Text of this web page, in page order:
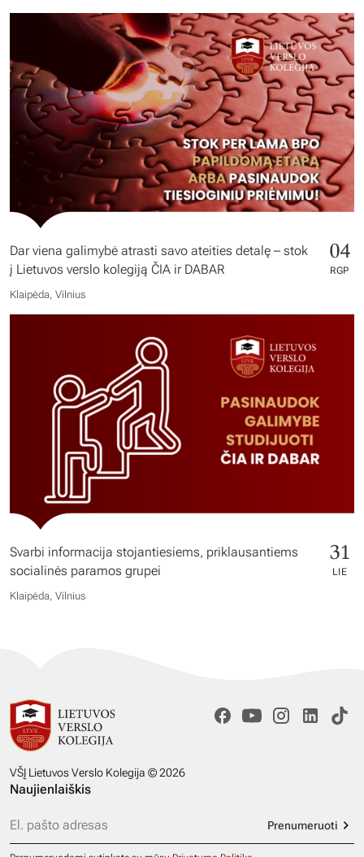
Dar viena galimybė atrasti savo ateities detalę – stok
į Lietuvos verslo kolegiją ČIA ir DABAR
04
RGP
Klaipėda, Vilnius
Svarbi informacija stojantiesiems, priklausantiems
socialinės paramos grupei
31
LIE
Klaipėda, Vilnius
VŠĮ Lietuvos Verslo Kolegija © 2026
Naujienlaiškis
Prenumeruoti